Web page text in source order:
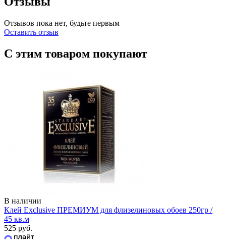
Отзывов пока нет, будьте первым
Оставить отзыв
С этим товаром покупают
В наличии
Клей Exclusive ПРЕМИУМ для флизелиновых обоев 250гр /
45 кв.м
525 руб.